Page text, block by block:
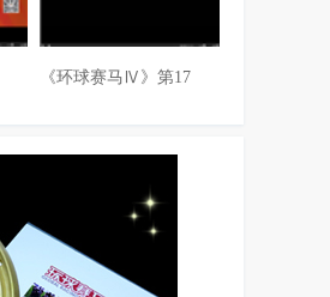
《环球赛马Ⅳ》第17